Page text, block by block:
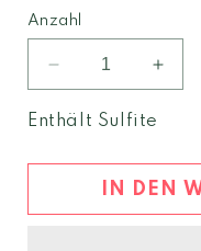
Anzahl
Verringere
die
Menge
Altromerlot
Friuli
die
2020
Friuli
Enthält Sulfite
IN DEN